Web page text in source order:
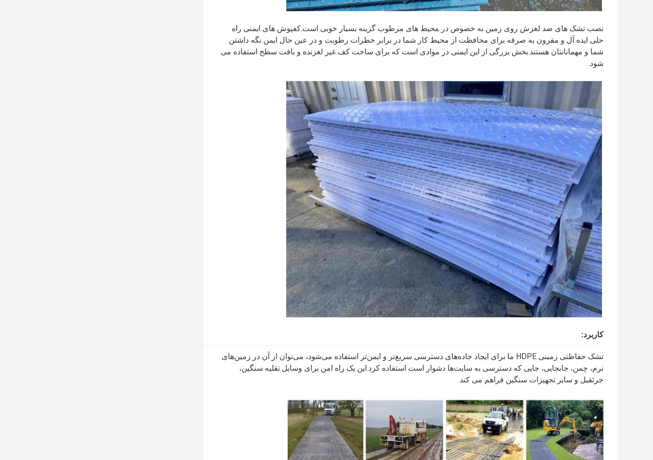
نصب تشک های ضد لغزش روی زمین به خصوص در محیط های مرطوب گزینه بسیار خوبی است.کفپوش های ایمنی راه
حلی ایده آل و مقرون به صرفه برای محافظت از محیط کار شما در برابر خطرات رطوبت و در عین حال ایمن نگه داشتن
شما و مهمانانتان هستند.بخش بزرگی از این ایمنی در موادی است که برای ساخت کف غیر لغزنده و بافت سطح استفاده می
شود.
کاربرد:
تشک حفاظتی زمینی HDPE ما برای ایجاد جاده‌های دسترسی سریع‌تر و ایمن‌تر استفاده می‌شود، می‌توان از آن در زمین‌های
نرم، چمن، جابجایی، جایی که دسترسی به سایت‌ها دشوار است استفاده کرد.این یک راه امن برای وسایل نقلیه سنگین،
جرثقیل و سایر تجهیزات سنگین فراهم می کند.